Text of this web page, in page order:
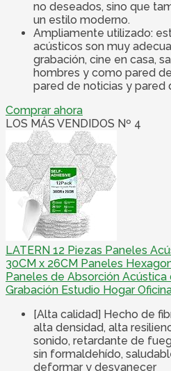
no deseados, sino que
un estilo moderno.
Ampliamente utilizado:
acústicos son muy
grabación, cine en casa,
hombres y como pared
pared de noticias y pared
Comprar ahora
LOS MÁS VENDIDOS Nº 4
LATERN 12 Piezas Paneles
30CM x 26CM Paneles
Paneles de Absorción
Grabación Estudio Hogar
[Alta calidad] Hecho de
alta densidad, alta
sonido, retardante de
sin formaldehído,
deformar y desvanecer